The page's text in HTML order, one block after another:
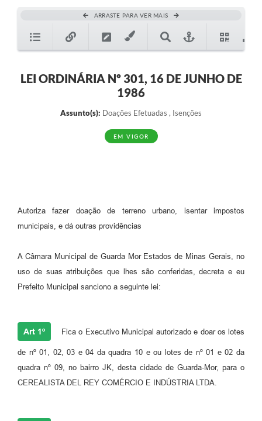
ARRASTE PARA VER MAIS
LEI ORDINÁRIA Nº 301, 16 DE JUNHO DE
1986
Assunto(s): Doações Efetuadas , Isenções
EM VIGOR
Autoriza fazer doação de terreno urbano, isentar impostos
municipais, e dá outras providências
A Câmara Municipal de Guarda Mor Estados de Minas Gerais, no
uso de suas atribuições que lhes são conferidas, decreta e eu
Prefeito Municipal sanciono a seguinte lei:
Art 1º Fica o Executivo Municipal autorizado e doar os lotes
de nº 01, 02, 03 e 04 da quadra 10 e ou lotes de nº 01 e 02 da
quadra nº 09, no bairro JK, desta cidade de Guarda-Mor, para o
CEREALISTA DEL REY COMÉRCIO E INDÚSTRIA LTDA.